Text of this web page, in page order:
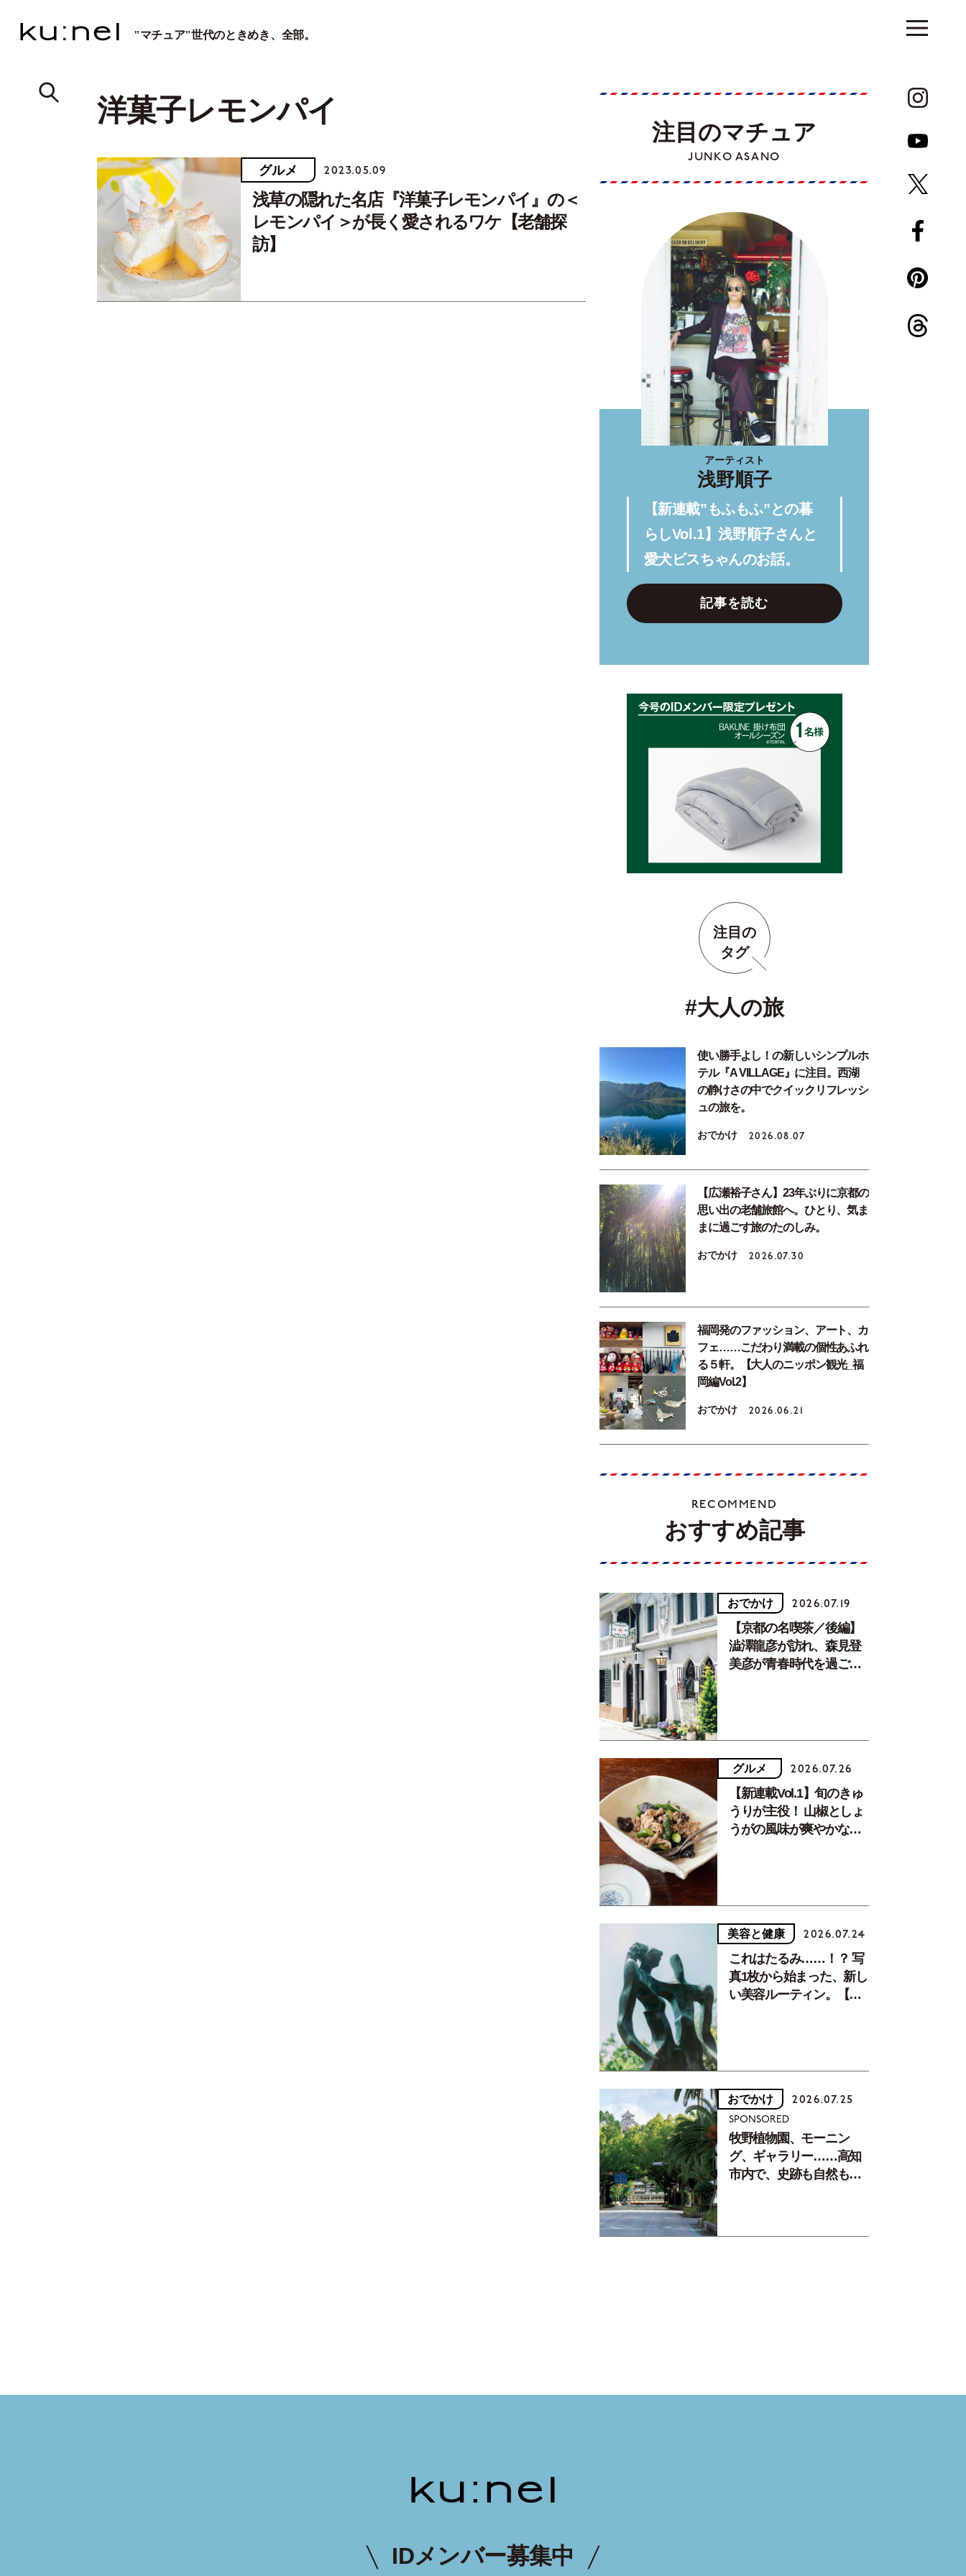
"マチュア"世代のときめき、全部。
洋菓子レモンパイ
グルメ 2023.05.09
浅草の隠れた名店『洋菓子レモンパイ』の＜
レモンパイ＞が長く愛されるワケ【老舗探
訪】
注目のマチュア
JUNKO ASANO
アーティスト
浅野順子
【新連載”もふもふ”との暮
らしVol.1】浅野順子さんと
愛犬ビスちゃんのお話。
記事を読む
注目の
タグ
#大人の旅
使い勝手よし！の新しいシンプルホ
テル『A VILLAGE』に注目。西湖
の静けさの中でクイックリフレッシ
ュの旅を。
おでかけ 2026.08.07
【広瀬裕子さん】23年ぶりに京都の
思い出の老舗旅館へ。ひとり、気ま
まに過ごす旅のたのしみ。
おでかけ 2026.07.30
福岡発のファッション、アート、カ
フェ……こだわり満載の個性あふれ
る５軒。【大人のニッポン観光_福
岡編Vol.2】
おでかけ 2026.06.21
RECOMMEND
おすすめ記事
おでかけ 2026.07.19
【京都の名喫茶／後編】
澁澤龍彦が訪れ、森見登
美彦が青春時代を過ごし
グルメ 2026.07.26
【新連載Vol.1】旬のきゅ
うりが主役！ 山椒としょ
うがの風味が爽やかな、
美容と健康 2026.07.24
これはたるみ……！？ 写
真1枚から始まった、新し
い美容ルーティン。【中
おでかけ 2026.07.25
SPONSORED
牧野植物園、モーニン
グ、ギャラリー……高知
市内で、史跡も自然もグ
IDメンバー募集中